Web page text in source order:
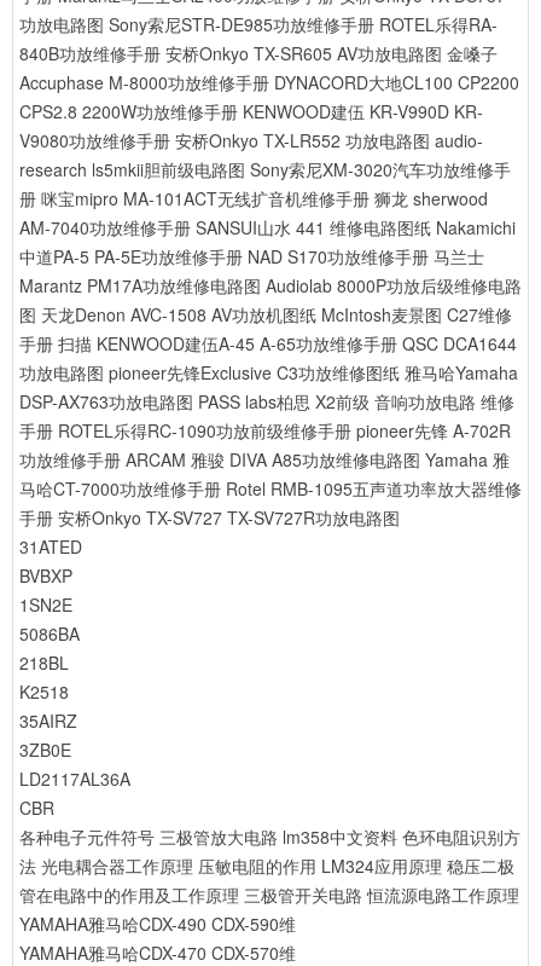
功放电路图 Sony索尼STR-DE985功放维修手册 ROTEL乐得RA-
840B功放维修手册 安桥Onkyo TX-SR605 AV功放电路图 金嗓子
Accuphase M-8000功放维修手册 DYNACORD大地CL100 CP2200
CPS2.8 2200W功放维修手册 KENWOOD建伍 KR-V990D KR-
V9080功放维修手册 安桥Onkyo TX-LR552 功放电路图 audio-
research ls5mkii胆前级电路图 Sony索尼XM-3020汽车功放维修手
册 咪宝mipro MA-101ACT无线扩音机维修手册 狮龙 sherwood
AM-7040功放维修手册 SANSUI山水 441 维修电路图纸 Nakamichi
中道PA-5 PA-5E功放维修手册 NAD S170功放维修手册 马兰士
Marantz PM17A功放维修电路图 Audiolab 8000P功放后级维修电路
图 天龙Denon AVC-1508 AV功放机图纸 McIntosh麦景图 C27维修
手册 扫描 KENWOOD建伍A-45 A-65功放维修手册 QSC DCA1644
功放电路图 pioneer先锋Exclusive C3功放维修图纸 雅马哈Yamaha
DSP-AX763功放电路图 PASS labs柏思 X2前级 音响功放电路 维修
手册 ROTEL乐得RC-1090功放前级维修手册 pioneer先锋 A-702R
功放维修手册 ARCAM 雅骏 DIVA A85功放维修电路图 Yamaha 雅
马哈CT-7000功放维修手册 Rotel RMB-1095五声道功率放大器维修
手册 安桥Onkyo TX-SV727 TX-SV727R功放电路图
31ATED
BVBXP
1SN2E
5086BA
218BL
K2518
35AIRZ
3ZB0E
LD2117AL36A
CBR
各种电子元件符号 三极管放大电路 lm358中文资料 色环电阻识别方
法 光电耦合器工作原理 压敏电阻的作用 LM324应用原理 稳压二极
管在电路中的作用及工作原理 三极管开关电路 恒流源电路工作原理
YAMAHA雅马哈CDX-490 CDX-590维
YAMAHA雅马哈CDX-470 CDX-570维